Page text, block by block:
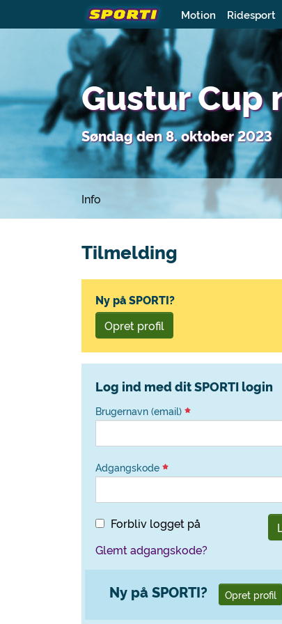
Motion Ridesport
Gustur Cup
Søndag den 8. oktober 2023
Info
Tilmelding
Ny på SPORTI?
Opret profil
Log ind med dit SPORTI login
Brugernavn (email)
Adgangskode
Forbliv logget på
Glemt adgangskode?
Ny på SPORTI? Opret profil